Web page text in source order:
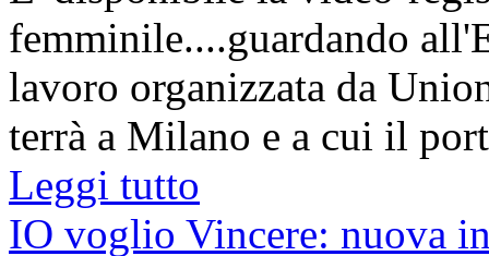
femminile....guardando
lavoro organizzata da
terrà a Milano e a cui il
Leggi tutto
IO voglio Vincere: nuova